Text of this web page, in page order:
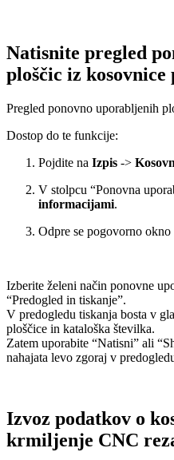
Natisnite pregled
ploščic iz kosovnice
Pregled ponovno uporabljenih
Dostop do te funkcije:
Pojdite na Izpis ->
V stolpcu “Ponovna
informacijami.
Odpre se pogovorno okno
Izberite želeni način ponovne
“Predogled in tiskanje”.
V predogledu tiskanja bosta v
ploščice in kataloška številka.
Zatem uporabite “Natisni” ali
nahajata levo zgoraj v
Izvoz podatkov o
krmiljenje CNC